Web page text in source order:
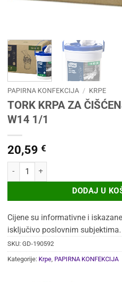
PAPIRNA KONFEKCIJA / KRPE
TORK KRPA ZA
W14 1/1
20,59 €
TORK KRPA ZA ČIŠĆENJE RUKU
DODAJ U
Cijene su informativne i
isključivo poslovnim subjektima.
SKU: GD-190592
Kategorije: Krpe PAPIRNA KONFEKCIJA